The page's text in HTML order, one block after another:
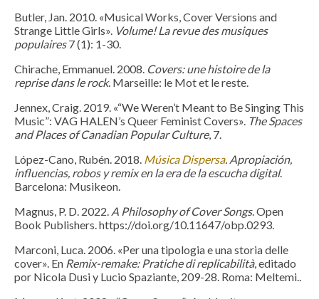
Butler, Jan. 2010. «Musical Works, Cover Versions and
Strange Little Girls». Volume! La revue des musiques
populaires7 (1): 1-30.
Chirache, Emmanuel. 2008. Covers: une histoire de la
reprise dans le rock. Marseille: le Mot et le reste.
Jennex, Craig. 2019. «“We Weren’t Meant to Be Singing This
Music”: VAG HALEN’s Queer Feminist Covers». The Spaces
and Places of Canadian Popular Culture, 7.
López-Cano, Rubén. 2018. Música Dispersa. Apropiación,
influencias, robos y remix en la era de la escucha digital.
Barcelona: Musikeon.
Magnus, P. D. 2022. A Philosophy of Cover Songs. Open
Book Publishers. https://doi.org/10.11647/obp.0293.
Marconi, Luca. 2006. «Per una tipologia e una storia delle
cover». En Remix-remake: Pratiche di replicabilità, editado
por Nicola Dusi y Lucio Spaziante, 209-28. Roma: Meltemi..